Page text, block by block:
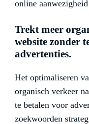
online
Trekt meer
website zonder
advertenties.
Het optimaliseren
organisch verkeer
te betalen voor
zoekwoorden